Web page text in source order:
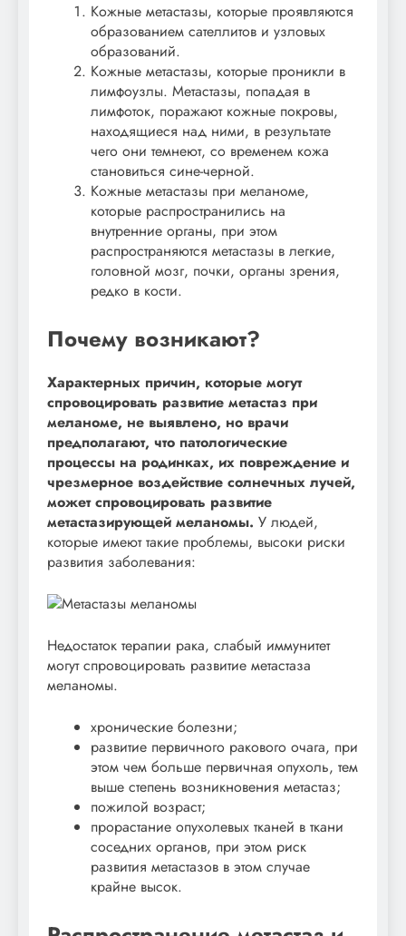
Кожные метастазы, которые проявляются
образованием сателлитов и узловых
образований.
Кожные метастазы, которые проникли в
лимфоузлы. Метастазы, попадая в
лимфоток, поражают кожные покровы,
находящиеся над ними, в результате
чего они темнеют, со временем кожа
становиться сине-черной.
Кожные метастазы при меланоме,
которые распространились на
внутренние органы, при этом
распространяются метастазы в легкие,
головной мозг, почки, органы зрения,
редко в кости.
Почему возникают?
Характерных причин, которые могут
спровоцировать развитие метастаз при
меланоме, не выявлено, но врачи
предполагают, что патологические
процессы на родинках, их повреждение и
чрезмерное воздействие солнечных лучей,
может спровоцировать развитие
метастазирующей меланомы. У людей,
которые имеют такие проблемы, высоки риски
развития заболевания:
Недостаток терапии рака, слабый иммунитет
могут спровоцировать развитие метастаза
меланомы.
хронические болезни;
развитие первичного ракового очага, при
этом чем больше первичная опухоль, тем
выше степень возникновения метастаз;
пожилой возраст;
прорастание опухолевых тканей в ткани
соседних органов, при этом риск
развития метастазов в этом случае
крайне высок.